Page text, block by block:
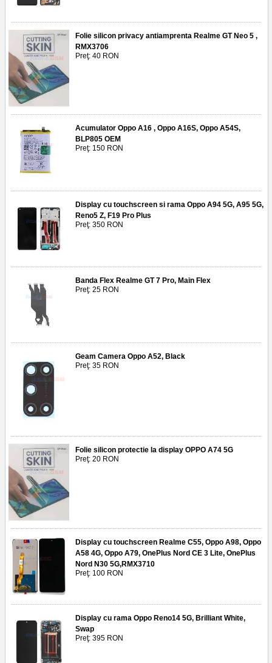
Folie silicon privacy antiamprenta Realme GT Neo 5 ,
RMX3706
Preţ: 40 RON
Acumulator Oppo A16 , Oppo A16S, Oppo A54S,
BLP805 OEM
Preţ: 150 RON
Display cu touchscreen si rama Oppo A94 5G, A95 5G,
Reno5 Z, F19 Pro Plus
Preţ: 350 RON
Banda Flex Realme GT 7 Pro, Main Flex
Preţ: 25 RON
Geam Camera Oppo A52, Black
Preţ: 35 RON
Folie silicon protectie la display OPPO A74 5G
Preţ: 20 RON
Display cu touchscreen Realme C55, Oppo A98, Oppo
A58 4G, Oppo A79, OnePlus Nord CE 3 Lite, OnePlus
Nord N30 5G,RMX3710
Preţ: 100 RON
Display cu rama Oppo Reno14 5G, Brilliant White,
Swap
Preţ: 395 RON